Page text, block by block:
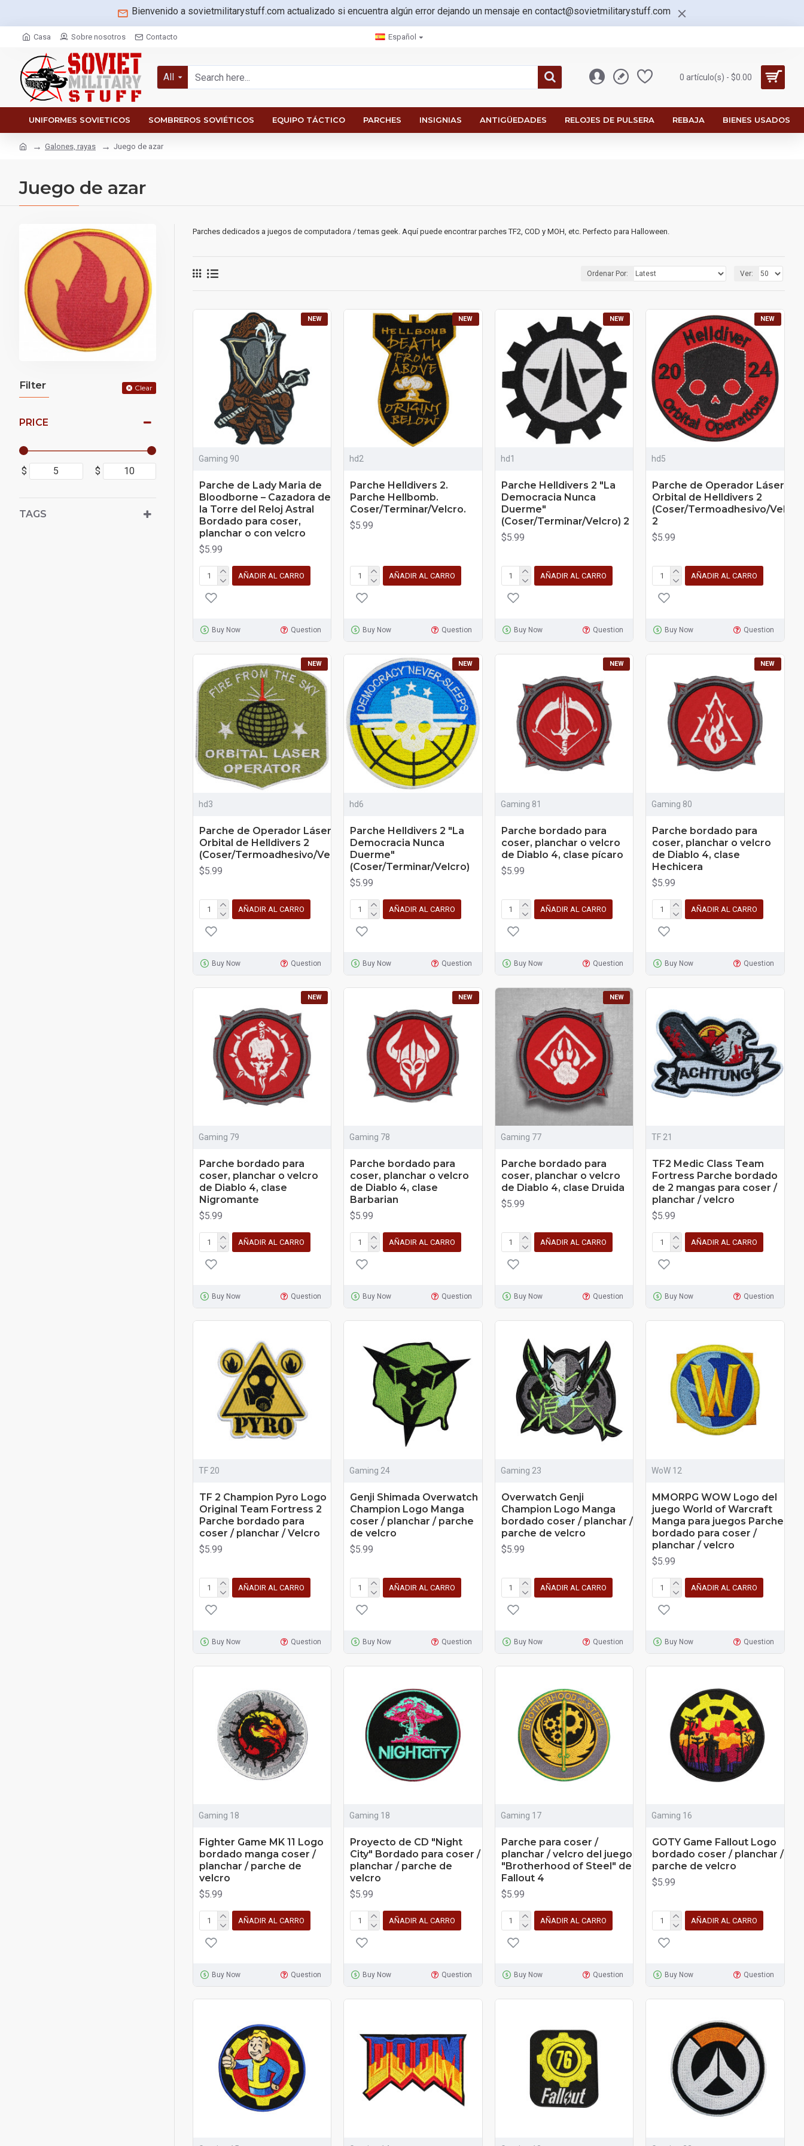
Bienvenido a sovietmilitarystuff.com actualizado si encuentra algún error dejando un mensaje en contact@sovietmilitarystuff.com
Casa Sobre nosotros Contacto Español
All 0 artículo(s) - $0.00
UNIFORMES SOVIETICOS SOMBREROS SOVIÉTICOS EQUIPO TÁCTICO PARCHES INSIGNIAS ANTIGÜEDADES RELOJES DE PULSERA REBAJA BIENES USADOS
Galones, rayas Juego de azar
Juego de azar
Filter Clear
PRICE
$ $
TAGS
Parches dedicados a juegos de computadora / temas geek. Aquí puede encontrar parches TF2, COD y MOH, etc. Perfecto para Halloween.
Ordenar Por: Ver:
NEW
Gaming 90
Parche de Lady Maria de
Bloodborne – Cazadora de
la Torre del Reloj Astral
Bordado para coser,
planchar o con velcro
$5.99
AÑADIR AL CARRO
Buy Now Question
NEW
hd2
Parche Helldivers 2.
Parche Hellbomb.
Coser/Terminar/Velcro.
$5.99
AÑADIR AL CARRO
Buy Now Question
NEW
hd1
Parche Helldivers 2 "La
Democracia Nunca
Duerme"
(Coser/Terminar/Velcro) 2
$5.99
AÑADIR AL CARRO
Buy Now Question
NEW
hd5
Parche de Operador Láser
Orbital de Helldivers 2
(Coser/Termoadhesivo/
2
$5.99
AÑADIR AL CARRO
Buy Now Question
NEW
hd3
Parche de Operador Láser
Orbital de Helldivers 2
(Coser/Termoadhesivo/Velcro)
$5.99
AÑADIR AL CARRO
Buy Now Question
NEW
hd6
Parche Helldivers 2 "La
Democracia Nunca
Duerme"
(Coser/Terminar/Velcro)
$5.99
AÑADIR AL CARRO
Buy Now Question
NEW
Gaming 81
Parche bordado para
coser, planchar o velcro
de Diablo 4, clase pícaro
$5.99
AÑADIR AL CARRO
Buy Now Question
NEW
Gaming 80
Parche bordado para
coser, planchar o velcro
de Diablo 4, clase
Hechicera
$5.99
AÑADIR AL CARRO
Buy Now Question
NEW
Gaming 79
Parche bordado para
coser, planchar o velcro
de Diablo 4, clase
Nigromante
$5.99
AÑADIR AL CARRO
Buy Now Question
NEW
Gaming 78
Parche bordado para
coser, planchar o velcro
de Diablo 4, clase
Barbarian
$5.99
AÑADIR AL CARRO
Buy Now Question
NEW
Gaming 77
Parche bordado para
coser, planchar o velcro
de Diablo 4, clase Druida
$5.99
AÑADIR AL CARRO
Buy Now Question
TF 21
TF2 Medic Class Team
Fortress Parche bordado
de 2 mangas para coser /
planchar / velcro
$5.99
AÑADIR AL CARRO
Buy Now Question
TF 20
TF 2 Champion Pyro Logo
Original Team Fortress 2
Parche bordado para
coser / planchar / Velcro
$5.99
AÑADIR AL CARRO
Buy Now Question
Gaming 24
Genji Shimada Overwatch
Champion Logo Manga
coser / planchar / parche
de velcro
$5.99
AÑADIR AL CARRO
Buy Now Question
Gaming 23
Overwatch Genji
Champion Logo Manga
bordado coser / planchar /
parche de velcro
$5.99
AÑADIR AL CARRO
Buy Now Question
WoW 12
MMORPG WOW Logo del
juego World of Warcraft
Manga para juegos Parche
bordado para coser /
planchar / velcro
$5.99
AÑADIR AL CARRO
Buy Now Question
Gaming 18
Fighter Game MK 11 Logo
bordado manga coser /
planchar / parche de
velcro
$5.99
AÑADIR AL CARRO
Buy Now Question
Gaming 18
Proyecto de CD "Night
City" Bordado para coser /
planchar / parche de
velcro
$5.99
AÑADIR AL CARRO
Buy Now Question
Gaming 17
Parche para coser /
planchar / velcro del juego
"Brotherhood of Steel" de
Fallout 4
$5.99
AÑADIR AL CARRO
Buy Now Question
Gaming 16
GOTY Game Fallout Logo
bordado coser / planchar /
parche de velcro
$5.99
AÑADIR AL CARRO
Buy Now Question